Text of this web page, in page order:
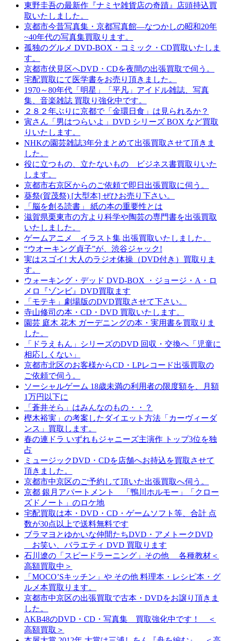
東野圭吾の最新作『ナミヤ雑貨店の奇蹟』店頭持込買
取いたしました。
京都市今昔写真集・京都写真館―なつかしの昭和20年
~40年代の写真集買取ります。
孤独のグルメ DVD-BOX・コミック・CD買取いたしま
す。
京都市伏見区へDVD・CDを夜間の出張買取で伺う。
宅配買取にて医学書をお売り頂きました。
1970～80年代「明星」「平凡」アイドル雑誌、写真
集、音楽雑誌 買取り強化中です。
２８２年ぶりに京都で「金環日食」は見られるか？
寅さん「男はつらいよ」DVD シリーズ BOX など買取
りいたします。
NHKの園芸雑誌3年分まとめて出張買取させて頂きま
した。
役に立つもの、立たないもの ビジネス書買取りいた
します。
京都市右京区からのご依頼で即日出張買取に伺う。
葵祭(賀茂祭) [大型本] ぜひお売り下さい。
「脳を創る読書」 紙の本の重要性とは
滋賀県栗東市の方より科学や陶芸の専門書を出張買取
いたしました。
ゲームアニメ イラスト集 出張買取いたしました。
“ウオーキング貞子”が、渋谷ジャック!
実はスゴイ! 大人のラジオ体操（DVD付き）買取りま
す。
ウォーキング・デッド DVD-BOX ・ジョージ・A・ロ
メロ『ゾンビ』DVD買取ます
「モテキ」劇場版のDVD買取させて下さい。
寺山修司の本・CD・DVD 買取いたします。
園芸 庭木 花木 ガーデニングの本・実用書を買取りま
した。
「ドラえもん」シリーズのDVD 回収・交換へ「児童に
相応しくない」
京都市北区のお客様からCD・LPレコード出張買取の
ご依頼で伺う。
ソーシャルゲーム 18歳未満の利用者の限度額を、月額
1万円以下に
「蒼井そら」はみんなのもの・・？
樫木裕実」の考案したダイエット方法「カーヴィーダ
ンス」買取します。
春の連ドラ いずれもジャニーズ主演作 トップ3位を独
占
ミュージックDVD・CDを店舗へお持込を買取させて
頂きました。
京都市中京区のご予約して頂いた出張買取へ伺う。
京都 銀月アパートメント 「鴨川ホルモー」「クロー
ズドノート」のロケ地
宅配買取は本・DVD・CD・ゲームソフト等、合計 点
数が30点以上で送料無料です
ブラマヨとゆかいな仲間たちDVD・アメトークDVD
お笑い、バラエティ DVD 買取ります
石川遼の「スピードラーニング」その他 各種教材＜
高額買取中＞
「MOCO’Sキッチン」や その他 料理本・レシピ本・グ
ルメ本買取ります。
京都市中京区の出張買取で古本・DVDをお譲り頂きま
した。
AKB48のDVD・CD・写真集 買取強化中です！ ＜
高額買取＞